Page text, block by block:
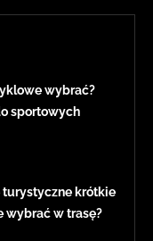
wybrać?
sportowych
krótkie
wybrać w trasę?